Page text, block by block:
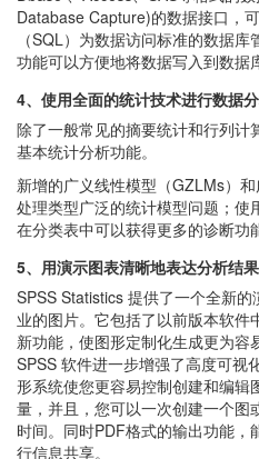
Database Capture)的数据接口，
（SQL）为数据访问标准的数据
功能可以方便地将数据写入到数据
4、使用全面的统计技术进行数据
除了一般常见的摘要统计和行列计
基本统计分析功能。
新增的广义线性模型（GZLMs）
处理类型广泛的统计模型问题；
在分类表中可以获得更多的诊断功
5、用演示图表清晰地表达分析结果
SPSS Statistics 提供了一个全新
业的图片。它包括了以前版本软件
新功能，使图形定制化生成更为容
SPSS 软件进一步增强了高度可视
形系统使您更容易控制创建和编辑
量，并且，您可以一次创建一个图
时间。同时PDF格式的输出功能
行信息共享。